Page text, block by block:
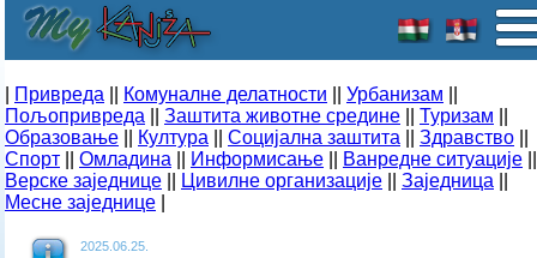
Привреда Комуналне делатности Урбанизам
Пољопривреда
Заштита животне средине Туризам
Образовање
Култура Социјална заштита Здравство
Спорт
Омладина Информисање Ванредне ситуације
Верске заједнице
Цивилне организације Заједница
Месне заједнице
2025.06.25.